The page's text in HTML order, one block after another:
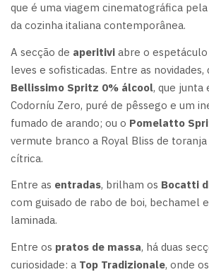
que é uma viagem cinematográfica
da cozinha italiana contemporânea.
A secção de aperitivi abre o
leves e sofisticadas. Entre as novidades,
Bellissimo Spritz 0% álcool, que junta
Codorníu Zero, puré de pêssego e um
fumado de arando; ou o Pomelatto
vermute branco a Royal Bliss de
cítrica.
Entre as entradas, brilham os Bocatti
com guisado de rabo de boi, bechamel
laminada.
Entre os pratos de massa, há duas
curiosidade: a Top Tradizionale, onde